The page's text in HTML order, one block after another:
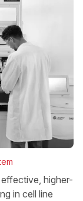
higher-
in cell line